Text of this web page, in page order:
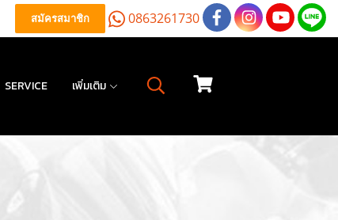
สมัครสมาชิก 0863261730
SERVICE เพิ่มเติม